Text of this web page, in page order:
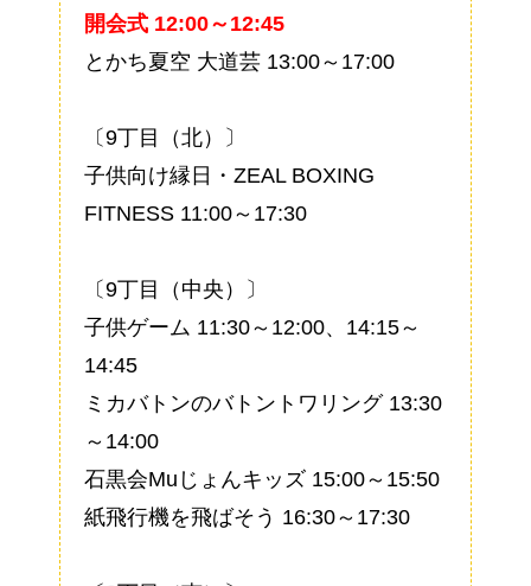
開会式 12:00～12:45
とかち夏空 大道芸 13:00～17:00
〔9丁目（北）〕
子供向け縁日・ZEAL BOXING
FITNESS 11:00～17:30
〔9丁目（中央）〕
子供ゲーム 11:30～12:00、14:15～
14:45
ミカバトンのバトントワリング 13:30
～14:00
石黒会Muじょんキッズ 15:00～15:50
紙飛行機を飛ばそう 16:30～17:30